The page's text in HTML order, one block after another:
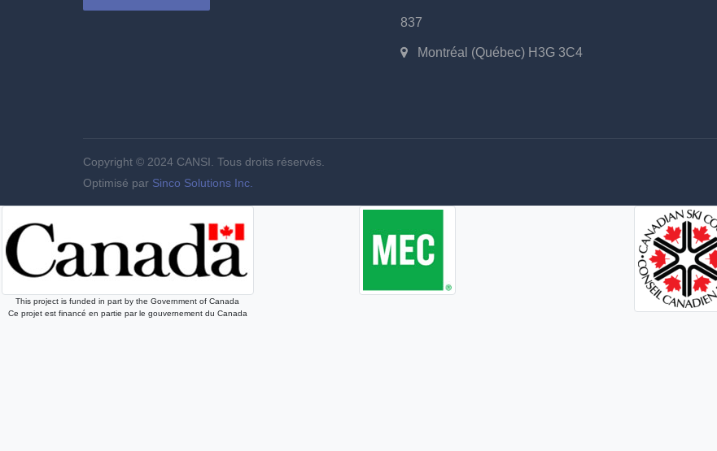
837
Montréal (Québec) H3G 3C4
Copyright © 2024 CANSI. Tous droits réservés.
Optimisé par Sinco Solutions Inc.
This project is funded in part by the Government of Canada
Ce projet est financé en partie par le gouvernement du Canada